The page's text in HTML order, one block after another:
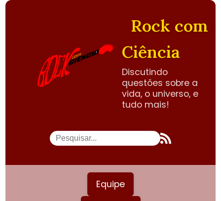
Rock com
Ciência
Discutindo
questões sobre a
vida, o universo, e
tudo mais!
Equipe